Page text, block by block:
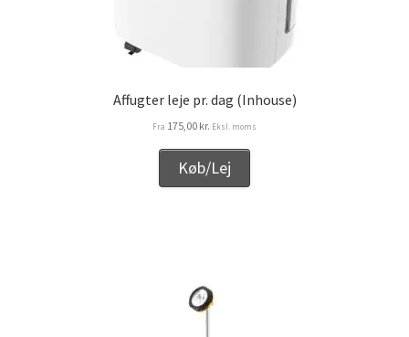
Affugter leje pr. dag (Inhouse)
Fra 175,00 kr. Eksl. moms
Køb/Lej